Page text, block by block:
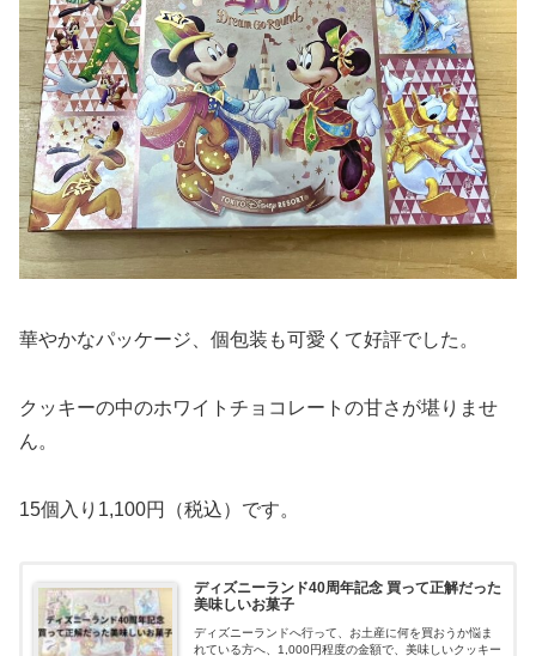
華やかなパッケージ、個包装も可愛くて好評でした。
クッキーの中のホワイトチョコレートの甘さが堪りませ
ん。
15個入り1,100円（税込）です。
ディズニーランド40周年記念 買って正解だった
美味しいお菓子
ディズニーランドへ行って、お土産に何を買おうか悩ま
れている方へ、1,000円程度の金額で、美味しいクッキー